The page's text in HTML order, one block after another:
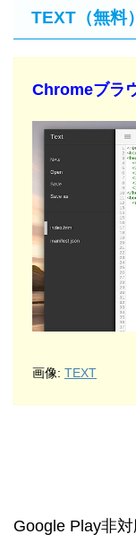
TEXT（無料）
Chromeブラ
画像: TEXT
Google Play非